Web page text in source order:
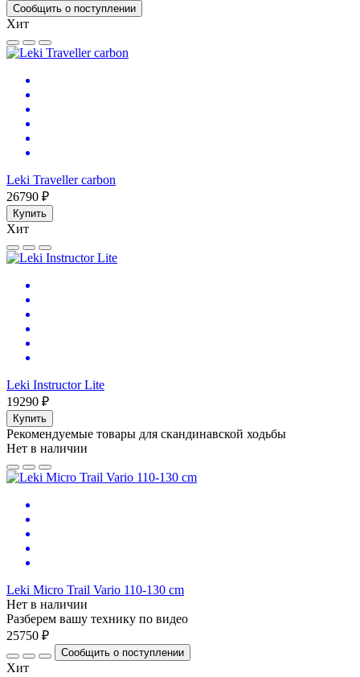
Сообщить о поступлении
Хит
Leki Traveller carbon
26790 ₽
Купить
Хит
Leki Instructor Lite
19290 ₽
Купить
Рекомендуемые товары для скандинавской ходьбы
Нет в наличии
Leki Micro Trail Vario 110-130 cm
Нет в наличии
Разберем вашу технику по видео
25750 ₽
Сообщить о поступлении
Хит